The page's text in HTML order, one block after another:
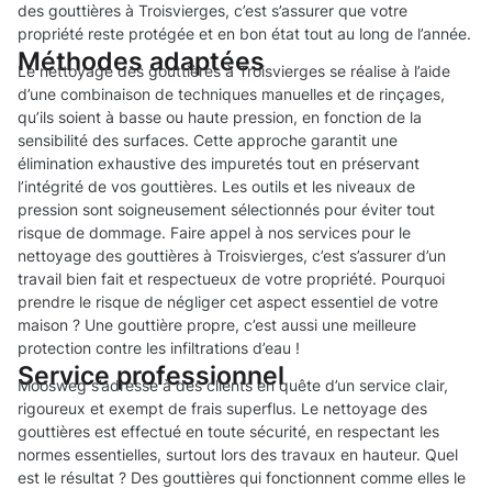
des gouttières à Troisvierges, c’est s’assurer que votre
propriété reste protégée et en bon état tout au long de l’année.
Méthodes adaptées
Le nettoyage des gouttières à Troisvierges se réalise à l’aide
d’une combinaison de techniques manuelles et de rinçages,
qu’ils soient à basse ou haute pression, en fonction de la
sensibilité des surfaces. Cette approche garantit une
élimination exhaustive des impuretés tout en préservant
l’intégrité de vos gouttières. Les outils et les niveaux de
pression sont soigneusement sélectionnés pour éviter tout
risque de dommage. Faire appel à nos services pour le
nettoyage des gouttières à Troisvierges, c’est s’assurer d’un
travail bien fait et respectueux de votre propriété. Pourquoi
prendre le risque de négliger cet aspect essentiel de votre
maison ? Une gouttière propre, c’est aussi une meilleure
protection contre les infiltrations d’eau !
Service professionnel
Moosweg s’adresse à des clients en quête d’un service clair,
rigoureux et exempt de frais superflus. Le nettoyage des
gouttières est effectué en toute sécurité, en respectant les
normes essentielles, surtout lors des travaux en hauteur. Quel
est le résultat ? Des gouttières qui fonctionnent comme elles le